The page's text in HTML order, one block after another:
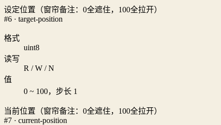
设定位置（窗帘备注：0全遮住，100全拉开）
#6 · target-position
格式
uint8
读写
R / W / N
值
0 ~ 100，步长 1
当前位置（窗帘备注：0全遮住，100全拉开）
#7 · current-position